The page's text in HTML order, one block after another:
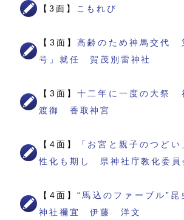
【3面】 こもれび
【3面】高齢のため神馬交代
号」就任 賀茂別雷神社
【3面】十二年に一度の大祭
渡御 香取神宮
【4面】
「お宮と親子のつど
性化も期し 県神社庁教化委員
【4面】“馬込のファーブル”
神社禰宜 伊藤 洋文